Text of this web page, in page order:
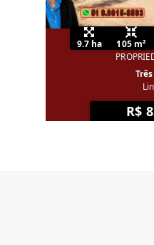
9.7 ha 105 m²
R$